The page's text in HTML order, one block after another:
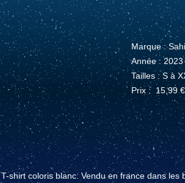
Marque :
Année : 2023
Tailles : S à
Prix : 15,99 €
T-shirt coloris blanc. Vendu en france dans les